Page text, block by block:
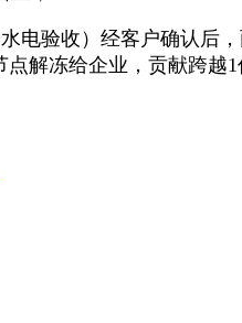
验收）经客户确认后
解冻给企业，贡献跨